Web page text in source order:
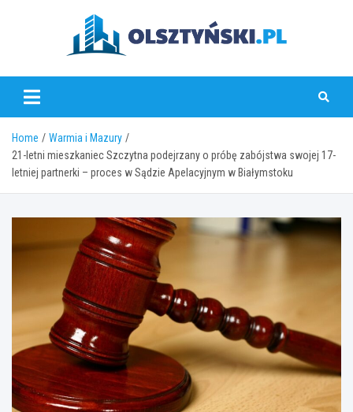
olsztynski.pl
Home
Warmia i Mazury
21-letni mieszkaniec Szczytna podejrzany o próbę zabójstwa swojej 17-
letniej partnerki – proces w Sądzie Apelacyjnym w Białymstoku